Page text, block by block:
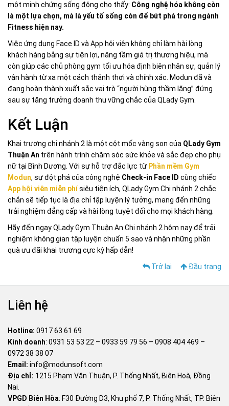
một minh chứng sống động cho thấy: Công nghệ hóa không còn
là một lựa chọn, mà là yếu tố sống còn để bứt phá trong ngành
Fitness hiện nay.
Việc ứng dụng Face ID và App hội viên không chỉ làm hài lòng
khách hàng bằng sự tiện lợi, nâng tầm giá trị thương hiệu, mà
còn giúp các chủ phòng gym tối ưu hóa định biên nhân sự, quản lý
vận hành từ xa một cách thảnh thơi và chính xác. Modun đã và
đang hoàn thành xuất sắc vai trò “người hùng thầm lặng” đứng
sau sự tăng trưởng doanh thu vững chắc của QLady Gym.
Kết Luận
Khai trương chi nhánh 2 là một cột mốc vàng son của QLady Gym
Thuận An trên hành trình chăm sóc sức khỏe và sắc đẹp cho phụ
nữ tại Bình Dương. Với sự hỗ trợ đắc lực từ Phần mềm Gym
Modun, sự đột phá của công nghệ Check-in Face ID cùng chiếc
App hội viên miễn phísiêu tiện ích, QLady Gym Chi nhánh 2 chắc
chắn sẽ tiếp tục là địa chỉ tập luyện lý tưởng, mang đến những
trải nghiệm đẳng cấp và hài lòng tuyệt đối cho mọi khách hàng.
Hãy đến ngay QLady Gym Thuận An Chi nhánh 2 hôm nay để trải
nghiệm không gian tập luyện chuẩn 5 sao và nhận những phần
quà ưu đãi khai trương cực kỳ hấp dẫn!
Trở lại
Đầu trang
Liên hệ
Hotline: 0917 63 61 69
Kinh doanh: 0931 53 53 22 – 0933 59 79 56 – 0908 404 469 –
0972 38 38 07
Email: info@modunsoft.com
Địa chỉ: 1215 Phạm Văn Thuận, P. Thống Nhất, Biên Hoà, Đồng
Nai.
VPGD Biên Hòa: F30 Đường D3, Khu phố 7, P. Thống Nhất, TP. Biên